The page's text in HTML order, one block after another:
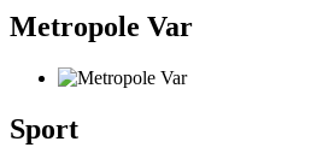
Metropole Var
Sport